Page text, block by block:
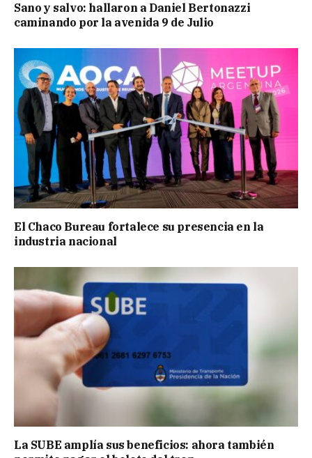
Sano y salvo: hallaron a Daniel Bertonazzi
caminando por la avenida 9 de Julio
El Chaco Bureau fortalece su presencia en la
industria nacional
La SUBE amplía sus beneficios: ahora también